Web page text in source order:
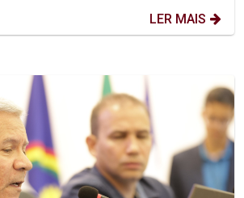
LER MAIS